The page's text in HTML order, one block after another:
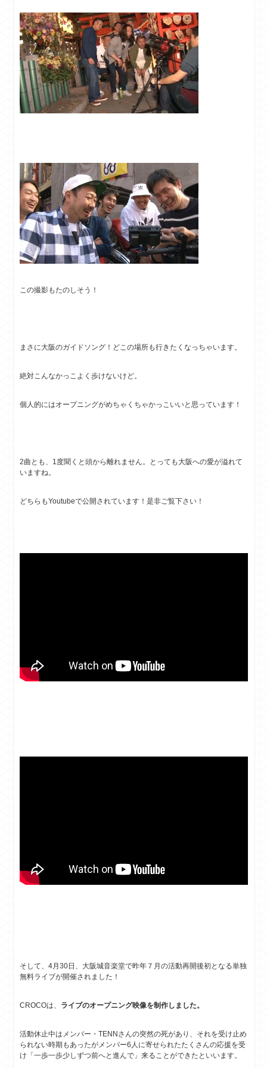
この撮影もたのしそう！
まさに大阪のガイドソング！どこの場所も行きたくなっちゃいます。
絶対こんなかっこよく歩けないけど。
個人的にはオープニングがめちゃくちゃかっこいいと思っています！
2曲とも、1度聞くと頭から離れません。とっても大阪への愛が溢れて
いますね。
どちらもYoutubeで公開されています！是非ご覧下さい！
そして、4月30日、大阪城音楽堂で昨年７月の活動再開後初となる単独
無料ライブが開催されました！
CROCOは、 ライブのオープニング映像を制作しました。
活動休止中はメンバー・TENNさんの突然の死があり、それを受け止め
られない時期もあったがメンバー6人に寄せられたたくさんの応援を受
け「一歩一歩少しずつ前へと進んで」来ることができたといいます。